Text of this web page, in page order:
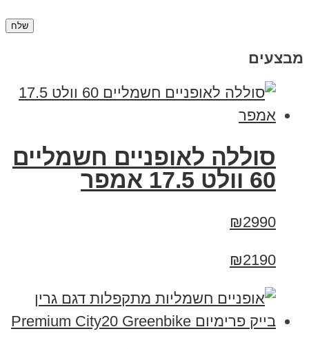
מבצעים
סוללה לאופניים חשמליים
60 וולט 17.5 אמפר
₪2990
₪2190